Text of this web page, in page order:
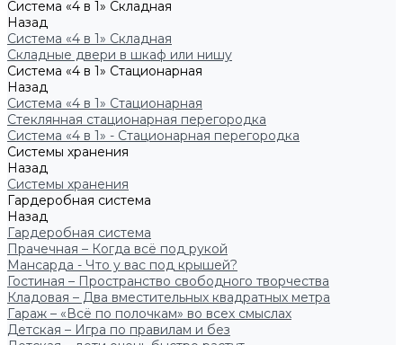
Система «4 в 1» Складная
Назад
Система «4 в 1» Складная
Складные двери в шкаф или нишу
Система «4 в 1» Стационарная
Назад
Система «4 в 1» Стационарная
Стеклянная стационарная перегородка
Система «4 в 1» - Стационарная перегородка
Системы хранения
Назад
Системы хранения
Гардеробная система
Назад
Гардеробная система
Прачечная – Когда всё под рукой
Мансарда - Что у вас под крышей?
Гостиная – Пространство свободного творчества
Кладовая – Два вместительных квадратных метра
Гараж – «Всё по полочкам» во всех смыслах
Детская – Игра по правилам и без